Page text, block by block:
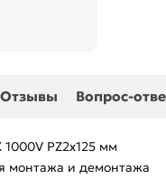
Отзывы Вопрос-
PZ2х125 мм
монтажа и демонтажа